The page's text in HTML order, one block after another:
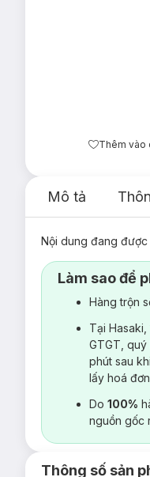
Thêm vào
Mô tả
Nội dung đang
Làm sao để
Hàng trộn
Tại
GTGT,
phút sau
lấy hoá
Do 100%
nguồn gốc
Thông số sản